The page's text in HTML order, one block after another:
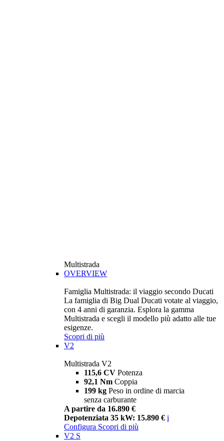
Multistrada
OVERVIEW
Famiglia Multistrada: il viaggio secondo Ducati
La famiglia di Big Dual Ducati votate al viaggio,
con 4 anni di garanzia. Esplora la gamma
Multistrada e scegli il modello più adatto alle tue
esigenze.
Scopri di più
V2
Multistrada V2
115,6 CV Potenza
92,1 Nm Coppia
199 kg Peso in ordine di marcia
senza carburante
A partire da 16.890 €
Depotenziata 35 kW: 15.890 € i
Configura Scopri di più
V2 S